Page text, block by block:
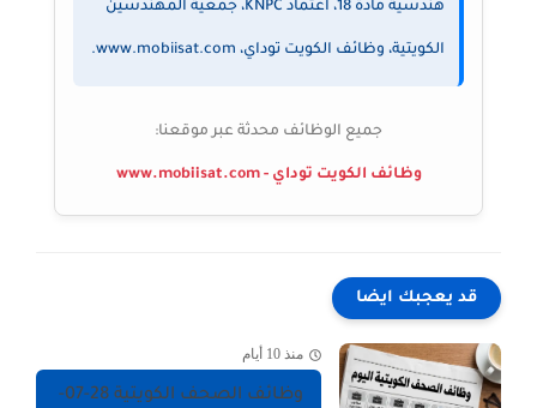
هندسية مادة 18، اعتماد KNPC، جمعية المهندسين
الكويتية، وظائف الكويت توداي، www.mobiisat.com.
جميع الوظائف محدثة عبر موقعنا:
وظائف الكويت توداي - www.mobiisat.com
قد يعجبك ايضا
منذ 10 أيام
وظائف الصحف الكويتية 28-07-